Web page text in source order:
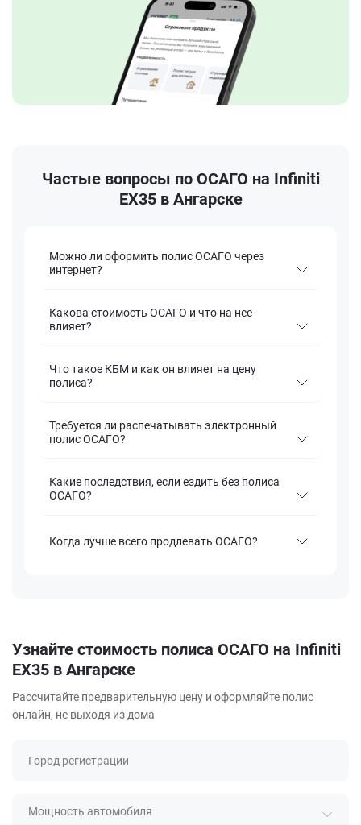
Частые вопросы по ОСАГО на Infiniti
EX35 в Ангарске
Можно ли оформить полис ОСАГО через
интернет?
Какова стоимость ОСАГО и что на нее
влияет?
Что такое КБМ и как он влияет на цену
полиса?
Требуется ли распечатывать электронный
полис ОСАГО?
Какие последствия, если ездить без полиса
ОСАГО?
Когда лучше всего продлевать ОСАГО?
Узнайте стоимость полиса ОСАГО на Infiniti
EX35 в Ангарске
Рассчитайте предварительную цену и оформляйте полис
онлайн, не выходя из дома
Город регистрации
Мощность автомобиля